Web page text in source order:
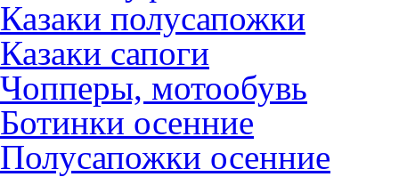
Казаки полусапожки
Казаки сапоги
Чопперы, мотообувь
Ботинки осенние
Полусапожки осенние